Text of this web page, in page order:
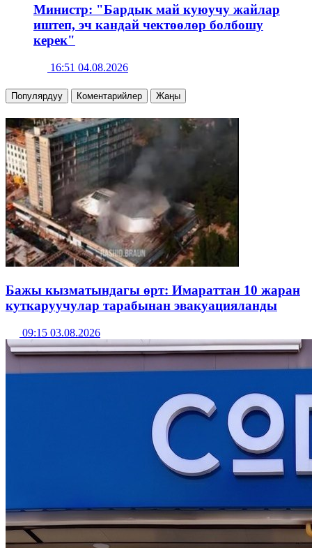
Министр: "Бардык май куюучу жайлар
иштеп, эч кандай чектөөлөр болбошу
керек"
16:51 04.08.2026
Популярдуу Коментарийлер Жаңы
Бажы кызматындагы өрт: Имараттан 10 жаран
куткаруучулар тарабынан эвакуацияланды
09:15 03.08.2026